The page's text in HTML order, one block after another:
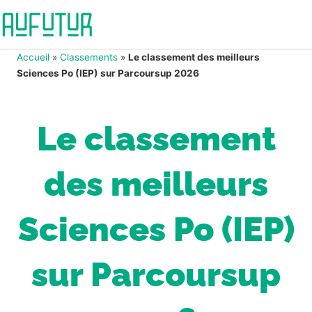
Accueil » Classements » Le classement des meilleurs
Sciences Po (IEP) sur Parcoursup 2026
Le classement
des meilleurs
Sciences Po (IEP)
sur Parcoursup